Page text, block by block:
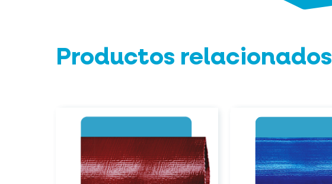
Productos relacionados